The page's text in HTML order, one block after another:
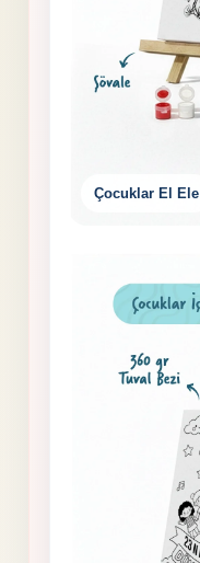
Çocuklar El Ele